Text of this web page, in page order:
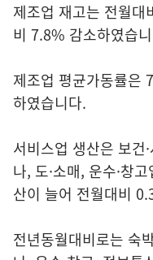
제조업 재고는 전월
비 7.8% 감소하였습
제조업 평균가동률은
하였습니다.
서비스업 생산은 보건
나, 도·소매, 운수·창
산이 늘어 전월대비
전년동월대비로는 숙